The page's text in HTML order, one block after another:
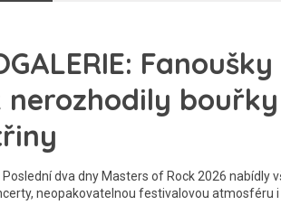
nerozhodily
Poslední dva dny Masters of Rock 2026 nabídly
neopakovatelnou festivalovou atmosféru